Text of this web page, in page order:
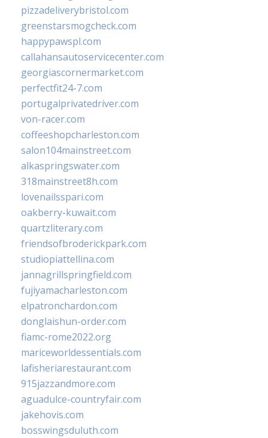
pizzadeliverybristol.com
greenstarsmogcheck.com
happypawspl.com
callahansautoservicecenter.com
georgiascornermarket.com
perfectfit24-7.com
portugalprivatedriver.com
von-racer.com
coffeeshopcharleston.com
salon104mainstreet.com
alkaspringswater.com
318mainstreet8h.com
lovenailsspari.com
oakberry-kuwait.com
quartzliterary.com
friendsofbroderickpark.com
studiopiattellina.com
jannagrillspringfield.com
fujiyamacharleston.com
elpatronchardon.com
donglaishun-order.com
fiamc-rome2022.org
mariceworldessentials.com
lafisheriarestaurant.com
915jazzandmore.com
aguadulce-countryfair.com
jakehovis.com
bosswingsduluth.com